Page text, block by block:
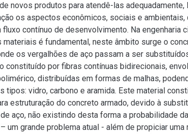
novos produtos para atendê-las
os aspectos econômicos, sociais e ambientais,
fluxo contínuo de desenvolvimento. Na engenharia
materiais é fundamental, neste âmbito surge o
os vergalhões de aço passam a ser
constituído por fibras contínuas bidirecionais,
distribuídas em formas de malhas,
tipos: vidro, carbono e aramida. Este material
estruturação do concreto armado, devido à
aço, não existindo desta forma a probabilidade
um grande problema atual - além de propiciar uma